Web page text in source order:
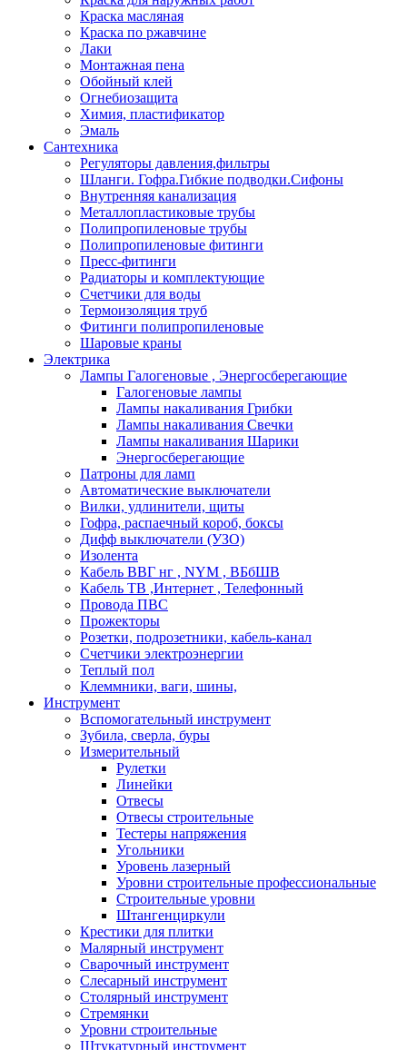
Краска масляная
Краска по ржавчине
Лаки
Монтажная пена
Обойный клей
Огнебиозащита
Химия, пластификатор
Эмаль
Сантехника
Регуляторы давления,фильтры
Шланги. Гофра.Гибкие подводки.Сифоны
Внутренняя канализация
Металлопластиковые трубы
Полипропиленовые трубы
Полипропиленовые фитинги
Пресс-фитинги
Радиаторы и комплектующие
Счетчики для воды
Термоизоляция труб
Фитинги полипропиленовые
Шаровые краны
Электрика
Лампы Галогеновые , Энергосберегающие
Галогеновые лампы
Лампы накаливания Грибки
Лампы накаливания Свечки
Лампы накаливания Шарики
Энергосберегающие
Патроны для ламп
Автоматические выключатели
Вилки, удлинители, щиты
Гофра, распаечный короб, боксы
Дифф выключатели (УЗО)
Изолента
Кабель ВВГ нг , NYM , ВБбШВ
Кабель ТВ ,Интернет , Телефонный
Провода ПВС
Прожекторы
Розетки, подрозетники, кабель-канал
Счетчики электроэнергии
Теплый пол
Клеммники, ваги, шины,
Инструмент
Вспомогательный инструмент
Зубила, сверла, буры
Измерительный
Рулетки
Линейки
Отвесы
Отвесы строительные
Тестеры напряжения
Угольники
Уровень лазерный
Уровни строительные профессиональные
Строительные уровни
Штангенциркули
Крестики для плитки
Малярный инструмент
Сварочный инструмент
Слесарный инструмент
Столярный инструмент
Стремянки
Уровни строительные
Штукатурный инструмент